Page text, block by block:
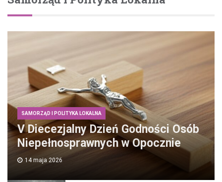
SAMORZĄD I POLITYKA LOKALNA
V Diecezjalny Dzień Godności Osób
Niepełnosprawnych w Opocznie
14 maja 2026